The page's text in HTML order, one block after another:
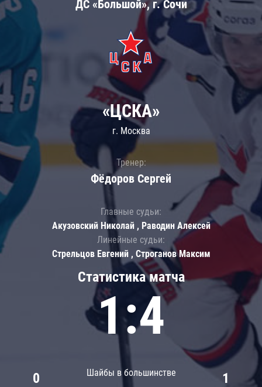
ДС «Большой», г. Сочи
Статистика матча
1:4
Шайбы в большинстве
0 1
«ЦСКА»
г. Москва
Тренер:
Фёдоров Сергей
Главные судьи:
Акузовский Николай , Раводин Алексей
Линейные судьи:
Стрельцов Евгений , Строганов Максим